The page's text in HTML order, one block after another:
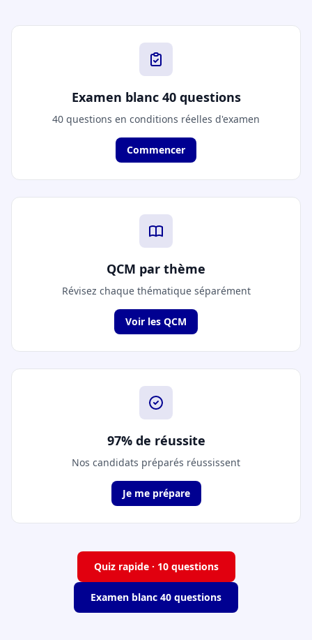
Examen blanc 40 questions
40 questions en conditions réelles d'examen
Commencer
QCM par thème
Révisez chaque thématique séparément
Voir les QCM
97% de réussite
Nos candidats préparés réussissent
Je me prépare
Quiz rapide · 10 questions
Examen blanc 40 questions